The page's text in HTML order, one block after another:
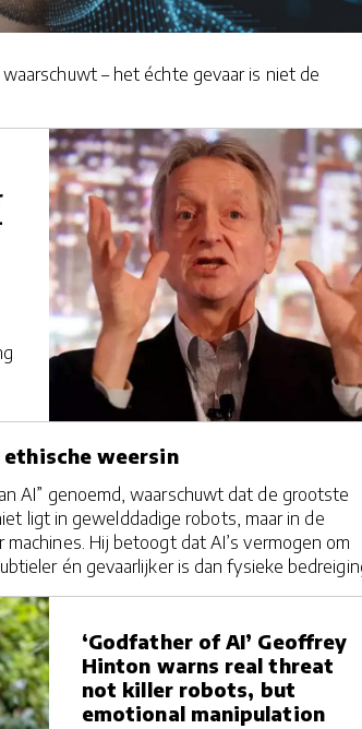
– het échte gevaar is niet de
weersin
AI” genoemd, waarschuwt dat de grootste
ligt in gewelddadige robots, maar in de
Hij betoogt dat AI’s vermogen om
én gevaarlijker is dan fysieke
‘Godfather of AI’ Geoffrey
Hinton warns real threat
not killer robots, but
emotional manipulation